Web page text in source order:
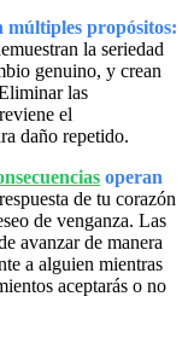
múltiples propósitos:
la seriedad
genuino, y crean
las
el
daño repetido.
operan
de tu corazón
de venganza. Las
avanzar de manera
a alguien mientras
aceptarás o no